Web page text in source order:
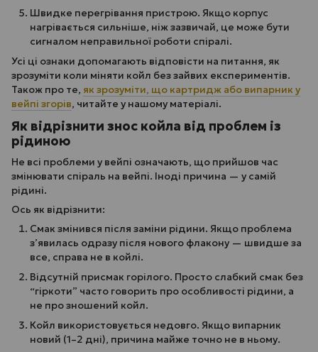
Швидке перегрівання пристрою. Якщо корпус
нагрівається сильніше, ніж зазвичай, це може бути
сигналом неправильної роботи спіралі.
Усі ці ознаки допомагають відповісти на питання, як
зрозуміти коли міняти койл без зайвих експериментів.
Також про те, як зрозуміти, що картридж або випарник у
вейпі згорів, читайте у нашому матеріалі.
Як відрізнити знос койла від проблем із
рідиною
Не всі проблеми у вейпі означають, що прийшов час
змінювати спіраль на вейпі. Іноді причина — у самій
рідині.
Ось як відрізнити:
Смак змінився після заміни рідини. Якщо проблема
з’явилась одразу після нового флакону — швидше за
все, справа не в койлі.
Відсутній присмак горілого. Просто слабкий смак без
“гіркоти” часто говорить про особливості рідини, а
не про зношений койл.
Койл використовується недовго. Якщо випарник
новий (1–2 дні), причина майже точно не в ньому.